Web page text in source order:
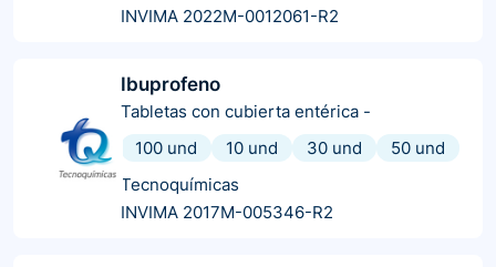
INVIMA 2022M-0012061-R2
Ibuprofeno
Tabletas con cubierta entérica -
100 und
10 und 30 und
50 und
Tecnoquímicas
INVIMA 2017M-005346-R2